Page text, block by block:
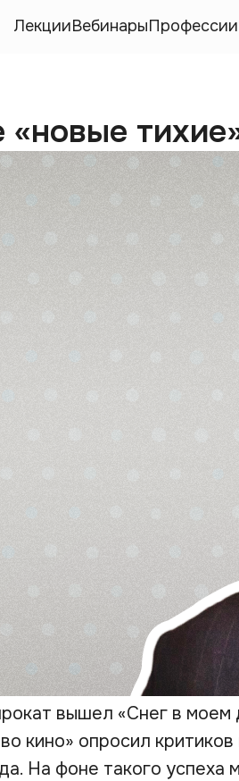
ЛекцииВебинарыПрофессии
«новые
вышел «Снег в моем
кино» опросил
На фоне такого успеха